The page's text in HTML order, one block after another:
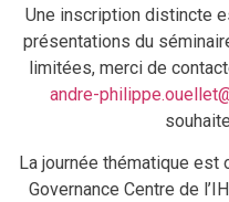
Une inscription distincte
présentations du
limitées, merci de
andre-
La journée thématique est
Governance Centre de